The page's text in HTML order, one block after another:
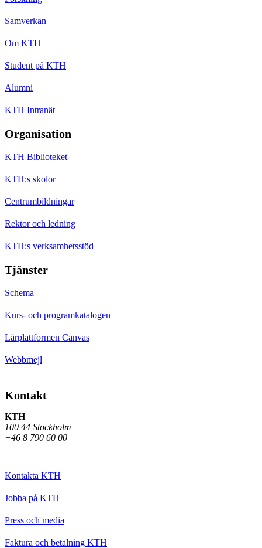
Samverkan
Om KTH
Student på KTH
Alumni
KTH Intranät
Organisation
KTH Biblioteket
KTH:s skolor
Centrumbildningar
Rektor och ledning
KTH:s verksamhetsstöd
Tjänster
Schema
Kurs- och programkatalogen
Lärplattformen Canvas
Webbmejl
Kontakt
KTH
100 44 Stockholm
+46 8 790 60 00
Kontakta KTH
Jobba på KTH
Press och media
Faktura och betalning KTH